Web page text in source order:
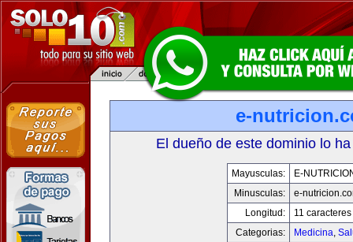
e-
El dueño de este dominio lo
Mayusculas:
E-
Minusculas:
e-
Longitud:
11 caracteres
Categorias:
Medicina,